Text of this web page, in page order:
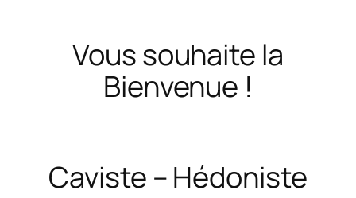
Vous souhaite la
Bienvenue !
Caviste – Hédoniste